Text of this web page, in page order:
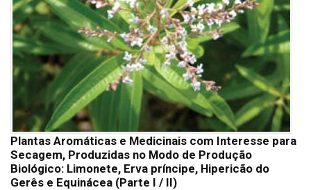
Plantas Aromáticas e Medicinais com Interesse para
Secagem, Produzidas no Modo de Produção
Biológico: Limonete, Erva príncipe, Hipericão do
Gerês e Equinácea (Parte I / II)